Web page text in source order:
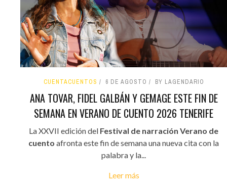
CUENTACUENTOS 6 DE AGOSTO BY LAGENDARIO
ANA TOVAR, FIDEL GALBÁN Y GEMAGE ESTE FIN DE
SEMANA EN VERANO DE CUENTO 2026 TENERIFE
La XXVII edición del Festival de narración Verano de
cuento afronta este fin de semana una nueva cita con la
palabra y la...
Leer más